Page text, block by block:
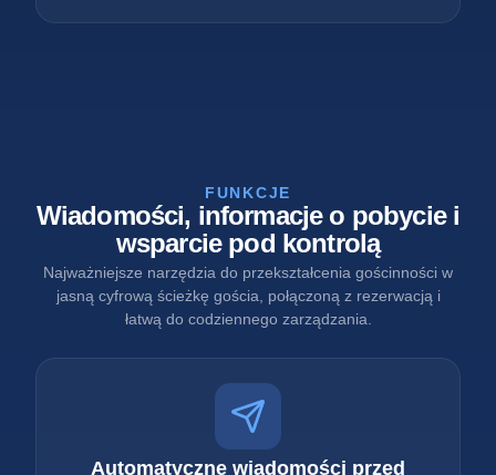
FUNKCJE
Wiadomości, informacje o pobycie i
wsparcie pod kontrolą
Najważniejsze narzędzia do przekształcenia gościnności w
jasną cyfrową ścieżkę gościa, połączoną z rezerwacją i
łatwą do codziennego zarządzania.
Automatyczne wiadomości przed